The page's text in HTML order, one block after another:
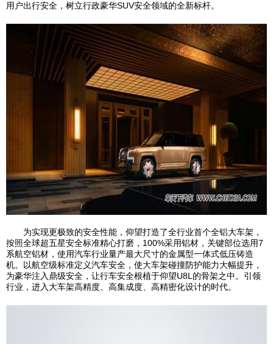
用户出行安全，树立行政豪华SUV安全领域的全新标杆。
为实现更极致的安全性能，仰望打造了全行业首个全铝大车架，
按照全球超五星安全标准精心打磨，100%采用铝材，关键部位选用7
系航空铝材，使用汽车行业量产最大尺寸的金属型一体式低压铸造
机。以航空级标准定义汽车安全，使大车架碰撞防护能力大幅提升，
为豪华注入鼎级安全，让行车安全根植于仰望U8L的骨架之中。引领
行业，进入大车架高精度、高集成度、高精密化设计的时代。